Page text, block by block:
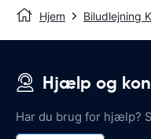
Hjem Biludlejning
Hjælp og
Har du brug for hjælp?